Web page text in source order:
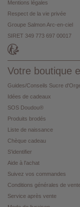
Mentions légales
Respect de la vie privée
Groupe Salmon Arc-en-ciel
SIRET 349 773 697 00017
Votre boutique
Guides/Conseils Sucre
Idées de cadeaux
SOS Doudou®
Produits brodés
Liste de naissance
Chèque cadeau
S'identifier
Aide à l'achat
Suivez vos commandes
Conditions générales de
Service après vente